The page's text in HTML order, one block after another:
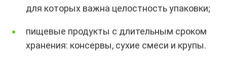
для которых важна целостность упаковки;
пищевые продукты с длительным сроком
хранения: консервы, сухие смеси и крупы.